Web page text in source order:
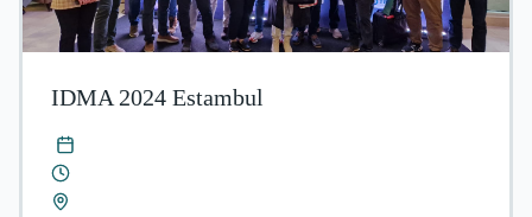
IDMA 2024 Estambul